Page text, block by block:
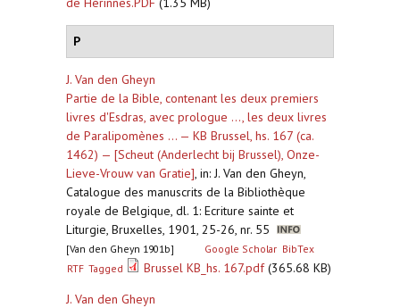
P
J. Van den Gheyn
Partie de la Bible, contenant les deux premiers
livres d'Esdras, avec prologue ..., les deux livres
de Paralipomènes ... — KB Brussel, hs. 167 (ca.
1462) — [Scheut (Anderlecht bij Brussel), Onze-
Lieve-Vrouw van Gratie], in: J. Van den Gheyn,
Catalogue des manuscrits de la Bibliothèque
royale de Belgique, dl. 1: Ecriture sainte et
Liturgie, Bruxelles, 1901, 25-26, nr. 55
[Van den Gheyn 1901b] Google Scholar BibTex
RTF Tagged Brussel KB_hs. 167.pdf(365.68 KB)
J. Van den Gheyn